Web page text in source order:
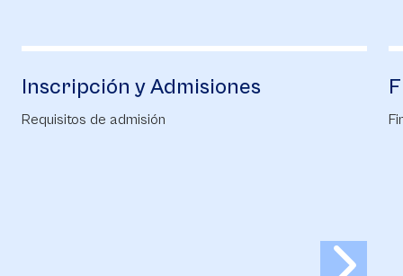
Financiación